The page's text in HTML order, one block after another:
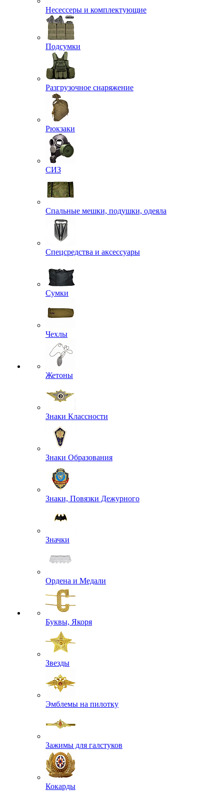
Несессеры и комплектующие
Подсумки
Разгрузочное снаряжение
Рюкзаки
СИЗ
Спальные мешки, подушки, одеяла
Спецсредства и аксессуары
Сумки
Чехлы
Жетоны
Знаки Классности
Знаки Образования
Знаки, Повязки Дежурного
Значки
Ордена и Медали
Буквы, Якоря
Звезды
Эмблемы на пилотку
Зажимы для галстуков
Кокарды